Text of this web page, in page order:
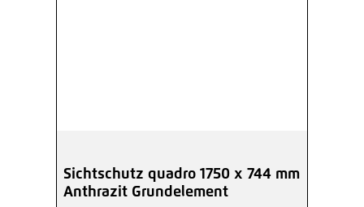
Sichtschutz quadro 1750 x 744 mm
Anthrazit Grundelement